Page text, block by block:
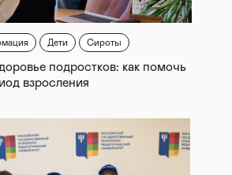
Дети Сироты
подростков: как помочь
взросления